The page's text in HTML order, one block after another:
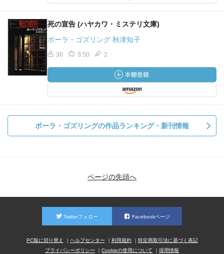
死の宣告 (ハヤカワ・ミステリ文庫)
ポーラ・ゴズリング 秋津知子
30 3.50 2
ポーラ・ゴズリングの作品ランキング・新刊情報
ページの先頭へ
Twitterフォロー Facebookページ
PC版に切り替え ヘルプセンター 利用規約
特定商取引法に基づく表記
プライバシーポリシー
Cookieの使用について 採用情報